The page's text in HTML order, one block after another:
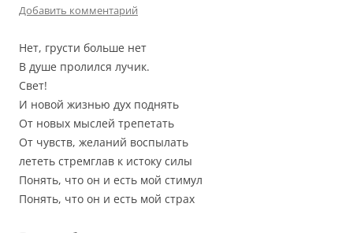
Добавить комментарий
Нет, грусти больше нет
В душе пролился лучик.
Свет!
И новой жизнью дух поднять
От новых мыслей трепетать
От чувств, желаний воспылать
лететь стремглав к истоку силы
Понять, что он и есть мой стимул
Понять, что он и есть мой страх